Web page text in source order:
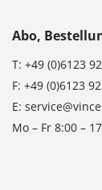
Abo,
T: +49 (0)6123
F: +49 (0)6123
E:
Mo – Fr 8:00 –